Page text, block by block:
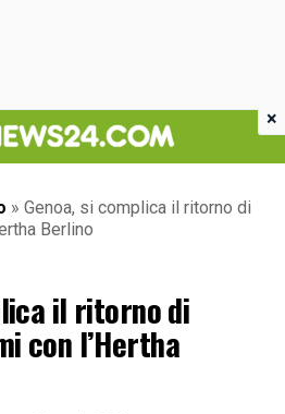
» Genoa, si complica il ritorno di
Berlino
il ritorno di
con l’Hertha
×